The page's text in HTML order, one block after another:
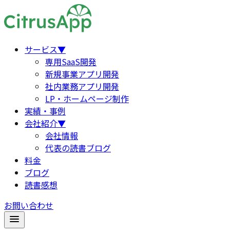
サービス▼
専用SaaS開発
新規事業アプリ開発
社内業務アプリ開発
LP・ホームページ制作
実績・事例
会社紹介▼
会社情報
代表の読書ブログ
料金
ブログ
読書感想
お問い合わせ